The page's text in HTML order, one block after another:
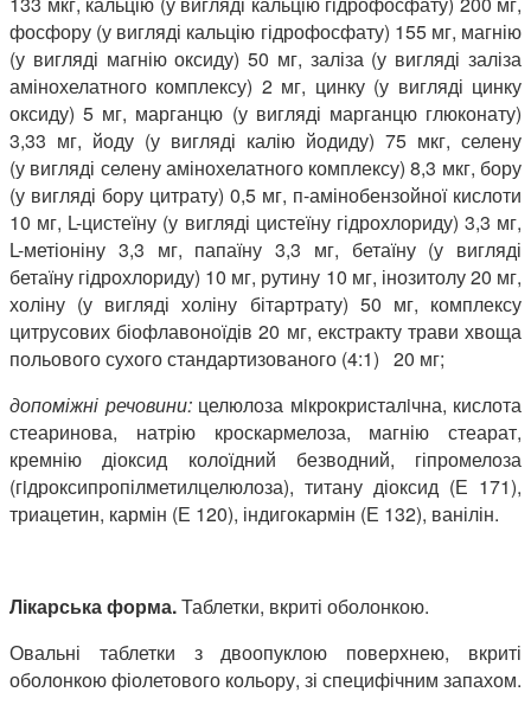
фосфору (у вигляді кальцію гідрофосфату) 155 мг, магнію
(у вигляді магнію оксиду) 50 мг, заліза (у вигляді заліза
амінохелатного комплексу) 2 мг, цинку (у вигляді цинку
оксиду) 5 мг, марганцю (у вигляді марганцю глюконату)
3,33 мг, йоду (у вигляді калію йодиду) 75 мкг, селену
(у вигляді селену амінохелатного комплексу) 8,3 мкг, бору
(у вигляді бору цитрату) 0,5 мг, п-амінобензойної кислоти
10 мг, L-цистеїну (у вигляді цистеїну гідрохлориду) 3,3 мг,
L-метіоніну 3,3 мг, папаїну 3,3 мг, бетаїну (у вигляді
бетаїну гідрохлориду) 10 мг, рутину 10 мг, інозитолу 20 мг,
холіну (у вигляді холіну бітартрату) 50 мг, комплексу
цитрусових біофлавоноїдів 20 мг, екстракту трави хвоща
польового сухого стандартизованого (4:1) 20 мг;
допоміжні речовини: целюлоза мiкрокристалiчна, кислота
стеаринова, натрію кроскармелоза, магнію стеарат,
кремнію діоксид колоїдний безводний, гіпромелоза
(гiдроксипропілметилцелюлоза), титану діоксид (Е 171),
триацетин, кармін (Е 120), індигокармін (Е 132), ванілін.
Лікарська форма.Таблетки, вкриті оболонкою.
Овальні таблетки з двоопуклою поверхнею, вкриті
оболонкою фіолетового кольору, зі специфічним запахом.